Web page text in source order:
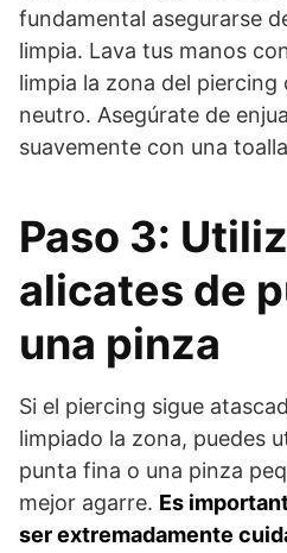
fundamental asegurarse
limpia. Lava tus manos
limpia la zona del
neutro. Asegúrate de
suavemente con una
Paso 3:
alicates de
una pinza
Si el piercing sigue
limpiado la zona, puedes
punta fina o una pinza
mejor agarre. Es
ser extremadamente